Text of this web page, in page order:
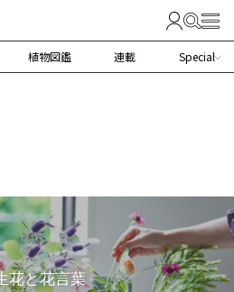
植物図鑑 連載 Special
花と花言葉